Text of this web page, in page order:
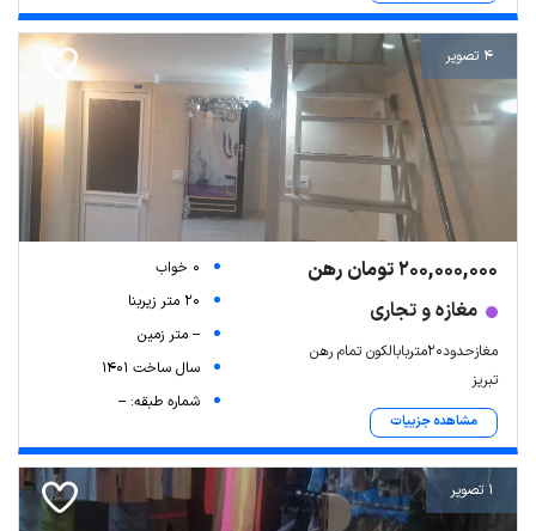
4 تصویر
200,000,000 تومان رهن
مغازه و تجاری
مغازحدود۲۰متربابالکون تمام رهن
تبریز
مشاهده جزییات
0 خواب
20 متر زیربنا
-- متر زمین
سال ساخت 1401
شماره طبقه: --
1 تصویر